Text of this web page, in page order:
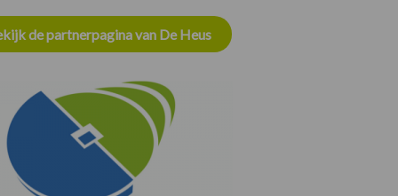
de partnerpagina van De Heus